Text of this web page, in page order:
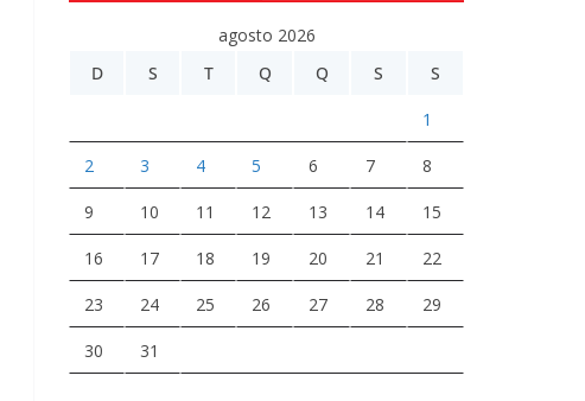
agosto 2026
D
S T Q Q S S
1
2 3 4 5 6 7 8
9 10 11 12 13 14 15
16 17 18 19 20 21 22
23 24 25 26 27 28 29
30 31